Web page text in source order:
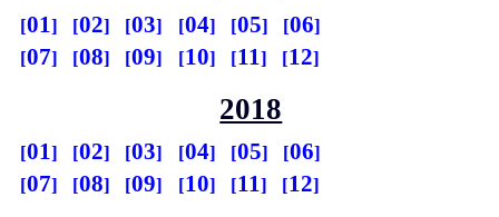
01 02 03 04 05
06
07
08 09 10 11 12
2018
01 02 03 04 05
06
07
08 09 10 11 12